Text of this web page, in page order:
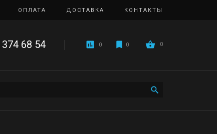
ОПЛАТА ДОСТАВКА КОНТАКТЫ
374 68 54 0 0 0